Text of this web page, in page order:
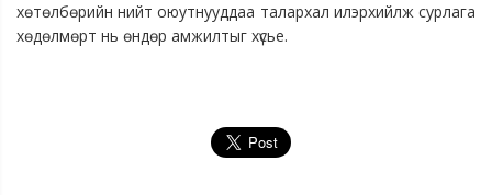
хөтөлбөрийн нийт оюутнууддаа талархал илэрхийлж сурлага
хөдөлмөрт нь өндөр амжилтыг хүсье.